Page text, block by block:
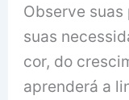
Observe suas
suas
cor, do
aprenderá a